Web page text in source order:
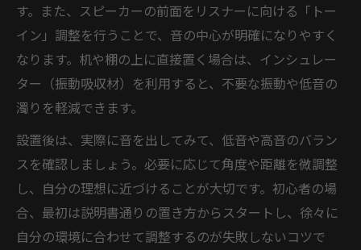
す。また、スピーカーの前面をリスナーに向ける「トー
イン」調整を行うことで、音の中心が明確になりやすく
なります。机や棚の上に直接置く場合は、インシュレー
ター（振動吸収材）を利用すると、不要な振動や低音の
濁りを軽減できます。
設置後は、実際に音を出してみて、低音や高音のバラン
スを確認しましょう。必要に応じて角度や距離を微調整
し、自分の理想に近づけることが大切です。初心者の場
合、最初は説明書通りの置き方からスタートし、徐々に
自分の環境に合わせて調整するのが失敗しないコツで